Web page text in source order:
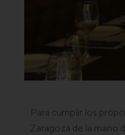
Para cumplir los
Zaragoza de la mano